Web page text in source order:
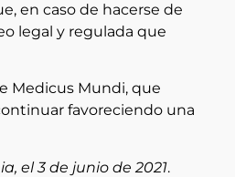
en caso de hacerse de
legal y regulada que
Medicus Mundi, que
favoreciendo una
el 3 de junio de 2021.